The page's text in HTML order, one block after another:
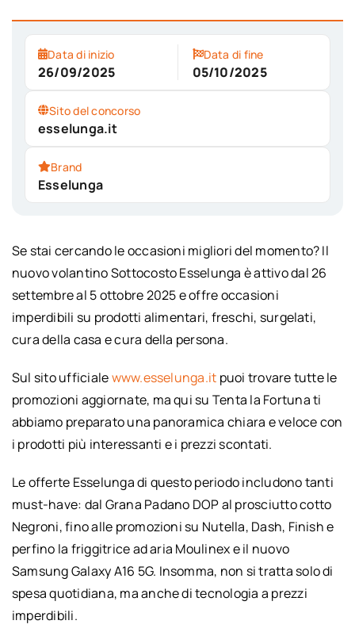
Data di inizio
26/09/2025
Data di fine
05/10/2025
Sito del concorso
esselunga.it
Brand
Esselunga
Se stai cercando le occasioni migliori del momento? Il
nuovo volantino Sottocosto Esselunga è attivo dal 26
settembre al 5 ottobre 2025 e offre occasioni
imperdibili su prodotti alimentari, freschi, surgelati,
cura della casa e cura della persona.
Sul sito ufficialewww.esselunga.it puoi trovare tutte le
promozioni aggiornate, ma qui su Tenta la Fortuna ti
abbiamo preparato una panoramica chiara e veloce con
i prodotti più interessanti e i prezzi scontati.
Le offerte Esselunga di questo periodo includono tanti
must-have: dal Grana Padano DOP al prosciutto cotto
Negroni, fino alle promozioni su Nutella, Dash, Finish e
perfino la friggitrice ad aria Moulinex e il nuovo
Samsung Galaxy A16 5G. Insomma, non si tratta solo di
spesa quotidiana, ma anche di tecnologia a prezzi
imperdibili.